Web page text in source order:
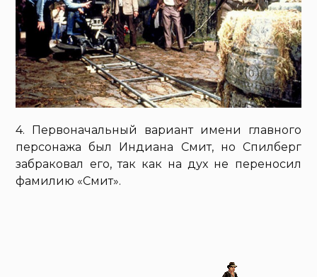
4. Первоначальный вариант имени главного
персонажа был Индиана Смит, но Спилберг
забраковал его, так как на дух не переносил
фамилию «Смит».